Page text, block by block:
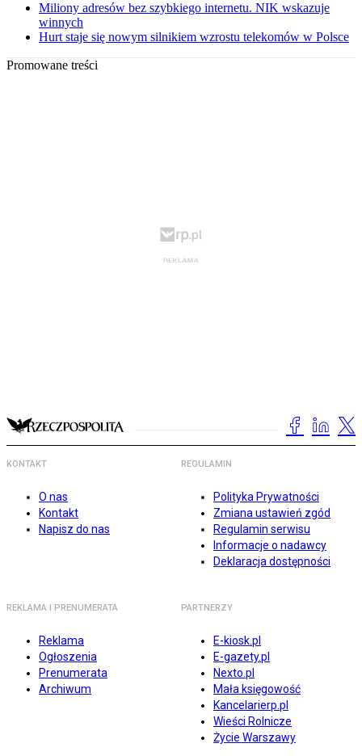
Miliony adresów bez szybkiego internetu. NIK wskazuje
winnych
Hurt staje się nowym silnikiem wzrostu telekomów w Polsce
Promowane treści
KONTAKT
O nas
Kontakt
Napisz do nas
REGULAMIN
Polityka Prywatności
Zmiana ustawień zgód
Regulamin serwisu
Informacje o nadawcy
Deklaracja dostępności
REKLAMA I PRENUMERATA
Reklama
Ogłoszenia
Prenumerata
Archiwum
PARTNERZY
E-kiosk.pl
E-gazety.pl
Nexto.pl
Mała księgowość
Kancelarierp.pl
Wieści Rolnicze
Życie Warszawy